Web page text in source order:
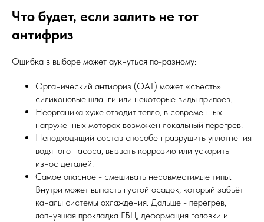
Что будет, если залить не тот
антифриз
Ошибка в выборе может аукнуться по-разному:
Органический антифриз (OAT) может «съесть»
силиконовые шланги или некоторые виды припоев.
Неорганика хуже отводит тепло, в современных
нагруженных моторах возможен локальный перегрев.
Неподходящий состав способен разрушить уплотнения
водяного насоса, вызвать коррозию или ускорить
износ деталей.
Самое опасное - смешивать несовместимые типы.
Внутри может выпасть густой осадок, который забьёт
каналы системы охлаждения. Дальше - перегрев,
лопнувшая прокладка ГБЦ, деформация головки и